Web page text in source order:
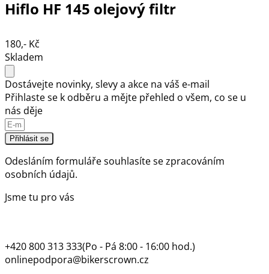
Hiflo HF 145 olejový filtr
180,- Kč
Skladem
Dostávejte novinky, slevy a akce na váš e-mail
Přihlaste se k odběru a mějte přehled o všem, co se u
nás děje
Přihlásit se
Odesláním formuláře souhlasíte sezpracováním
osobních údajů.
Jsme tu pro vás
+420 800 313 333(Po - Pá 8:00 - 16:00 hod.)
onlinepodpora@bikerscrown.cz